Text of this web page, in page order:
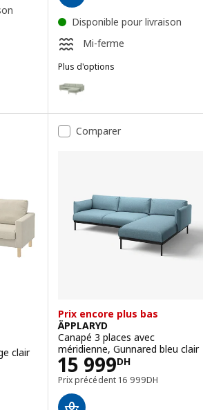
+ méridienne, Gunnared beige
places + méridienne, Gunnared gris moyen
Disponible pour livraison
Mi-ferme
Plus d'options
Option : LANDSKRONA,
Option : LANDSKRONA,
Option : LANDSKRONA,
clair
Comparer
Prix encore plus bas
ÄPPLARYD
Canapé 3 places avec
méridienne, Gunnared bleu clair
15 999DH
Prix 15999DH
Prix précédent 16 999DH
Prix précédent